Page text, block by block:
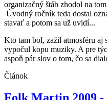
organizačný štáb zhodol na
Úvodný ročník teda dostal
stavať a potom sa už uvidí...
Kto tam bol, zažil atmosféru aj
vypočul kopu muziky. A pre
aspoň pár slov o tom, čo sa
Článok